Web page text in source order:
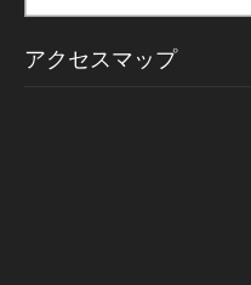
アクセスマップ